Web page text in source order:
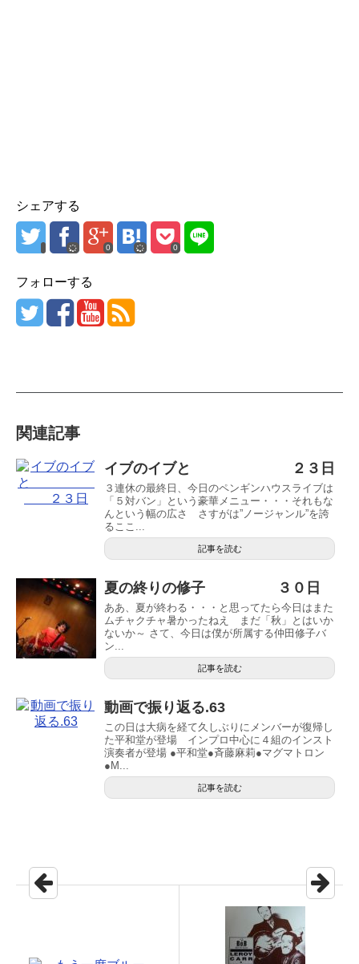
シェアする
0 0
フォローする
関連記事
イブのイブと ２３日
３連休の最終日、今日のペンギンハウスライブは
「５対バン」という豪華メニュー・・・それもな
んという幅の広さ さすがは”ノージャンル”を誇
るここ...
記事を読む
夏の終りの修子 ３０日
ああ、夏が終わる・・・と思ってたら今日はまた
ムチャクチャ暑かったねえ まだ「秋」とはいか
ないか～ さて、今日は僕が所属する仲田修子バ
ン...
記事を読む
動画で振り返る.63
この日は大病を経て久しぶりにメンバーが復帰し
た平和堂が登場 インプロ中心に４組のインスト
演奏者が登場 ●平和堂●斉藤麻莉●マグマトロン
●M...
記事を読む